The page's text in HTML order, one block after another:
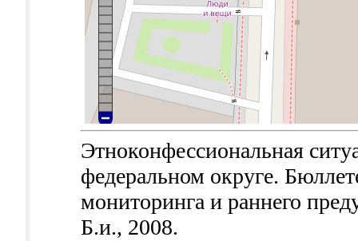
Этноконфессиональная
федеральном округе.
мониторинга и раннего
Б.и., 2008.